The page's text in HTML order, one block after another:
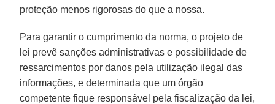
proteção menos rigorosas do que a nossa.
Para garantir o cumprimento da norma, o projeto de
lei prevê sanções administrativas e possibilidade de
ressarcimentos por danos pela utilização ilegal das
informações, e determinada que um órgão
competente fique responsável pela fiscalização da lei,